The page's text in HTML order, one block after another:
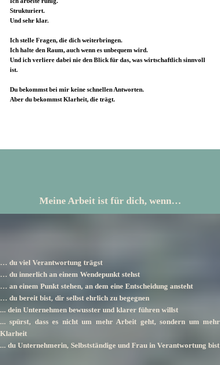
Strukturiert.
Und sehr klar.
Ich stelle Fragen, die dich weiterbringen.
Ich halte den Raum, auch wenn es unbequem wird.
Und ich verliere dabei nie den Blick für das, was wirtschaftlich sinnvoll
ist.
Du bekommst bei mir keine schnellen Antworten.
Aber du bekommst Klarheit, die trägt.
Meine Arbeit ist für dich, wenn…
… du viel Verantwortung trägst
… du innerlich an einem Wendepunkt stehst
… an einem Punkt stehen, an dem eine Entscheidung ansteht
… du bereit bist, dir selbst ehrlich zu begegnen
... dein Unternehmen bewusster und klarer führen willst
... spürst, dass es nicht um mehr Arbeit geht, sondern um mehr
Klarheit
... du Unternehmerin, Selbstständige und Frau in Verantwortung bist